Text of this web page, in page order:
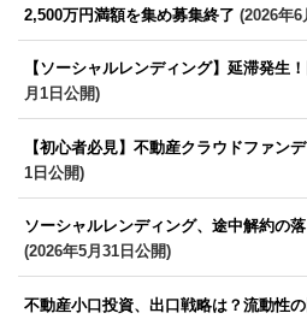
2,500万円満額を集め募集終了 (2026年6
【ソーシャルレンディング】延滞発生
月1日公開)
【初心者必見】不動産クラウドファン
1日公開)
ソーシャルレンディング、途中解約の
(2026年5月31日公開)
不動産小口投資、出口戦略は？流動性